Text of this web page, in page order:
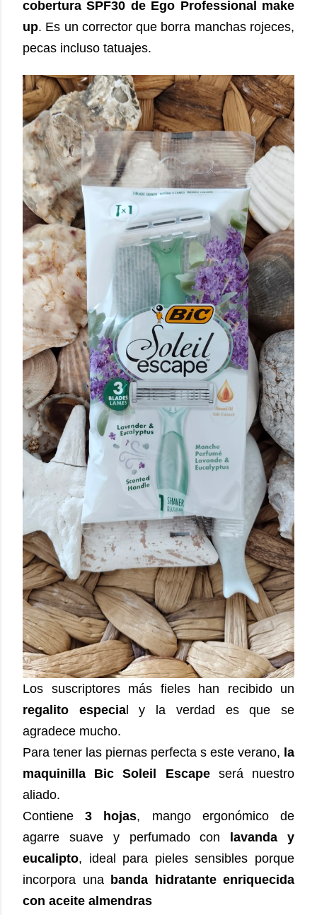
cobertura SPF30 de Ego Professional make
up. Es un corrector que borra manchas rojeces,
pecas incluso tatuajes.
Los suscriptores más fieles han recibido un
regalito especial y la verdad es que se
agradece mucho.
Para tener las piernas perfecta s este verano, la
maquinilla Bic Soleil Escapeserá nuestro
aliado.
Contiene3 hojas, mango ergonómico de
agarre suave y perfumado con lavanda y
eucalipto, ideal para pieles sensibles porque
incorpora una banda hidratante enriquecida
con aceite almendras